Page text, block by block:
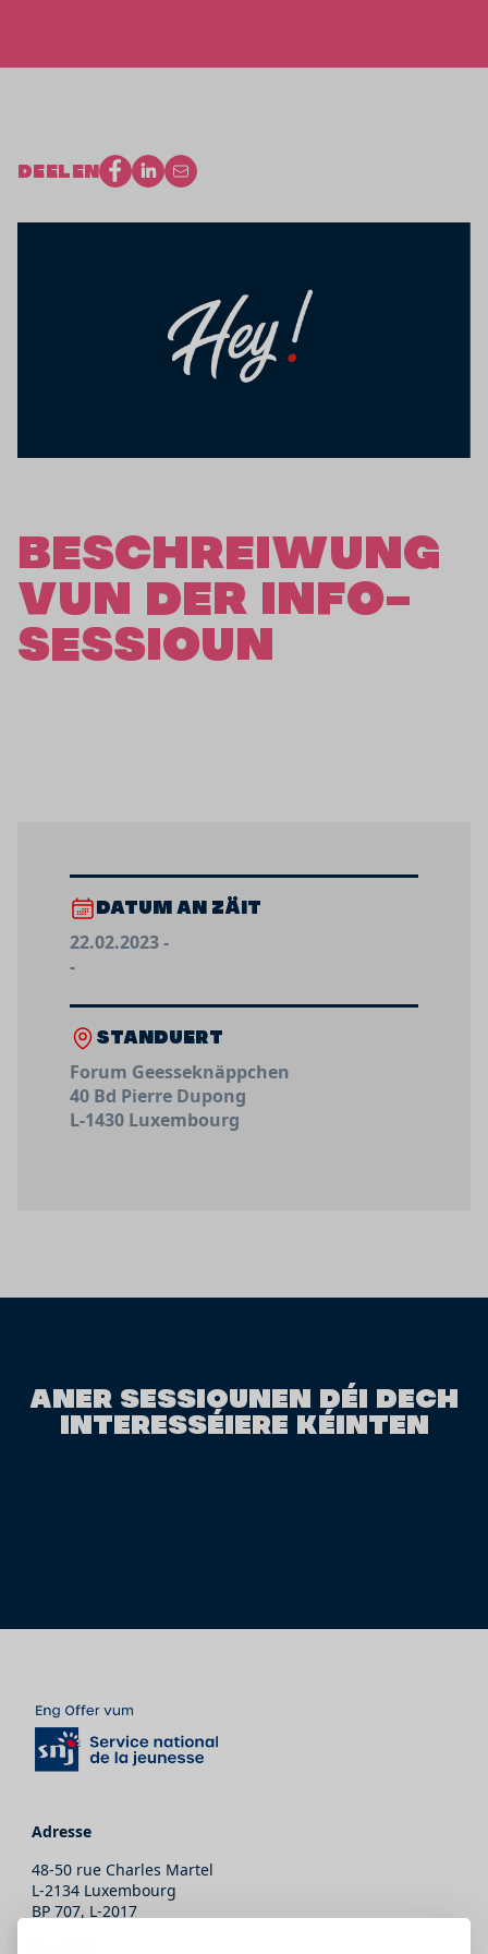
DEELEN
BESCHREIWUNG
VUN DER INFO-
SESSIOUN
DATUM AN ZÄIT
22.02.2023 -
-
STANDUERT
Forum Geesseknäppchen
40 Bd Pierre Dupong
L-1430 Luxembourg
ANER SESSIOUNEN DÉI DECH
INTERESSÉIERE KÉINTEN
Adresse
48-50 rue Charles Martel
L-2134 Luxembourg
BP 707, L-2017